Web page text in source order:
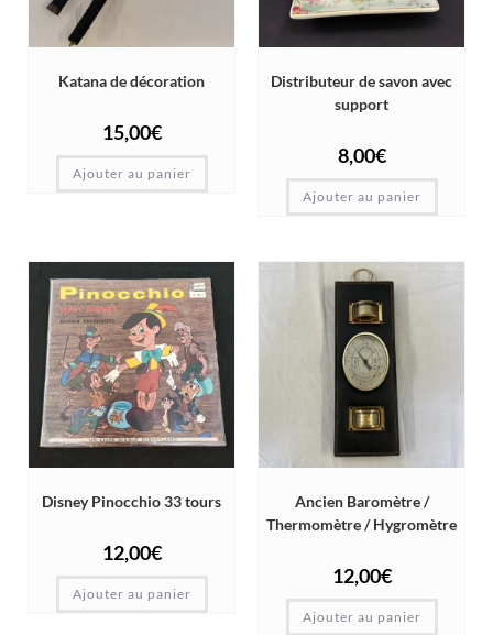
Katana de décoration
15,00€
Ajouter au panier
Distributeur de savon avec
support
8,00€
Ajouter au panier
Disney Pinocchio 33 tours
12,00€
Ajouter au panier
Ancien Baromètre /
Thermomètre / Hygromètre
12,00€
Ajouter au panier